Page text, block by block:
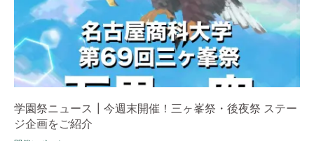
学園祭ニュース┃今週末開催！三ヶ峯祭・後夜祭 ステー
ジ企画をご紹介